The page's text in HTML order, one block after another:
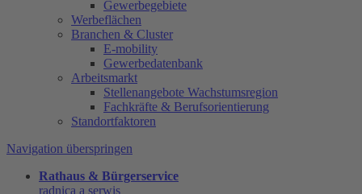
Gewerbegebiete
Werbeflächen
Branchen & Cluster
E-mobility
Gewerbedatenbank
Arbeitsmarkt
Stellenangebote Wachstumsregion
Fachkräfte & Berufsorientierung
Standortfaktoren
Navigation überspringen
Rathaus & Bürgerservice
radnica a serwis